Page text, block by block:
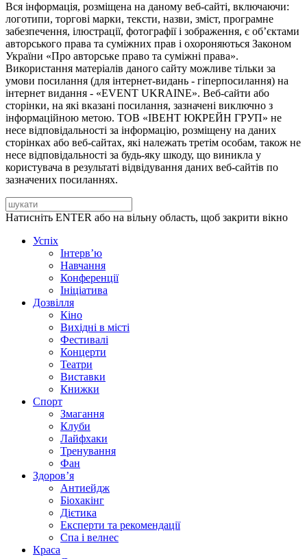
Вся інформація, розміщена на даному веб-сайті, включаючи:
логотипи, торгові марки, тексти, назви, зміст, програмне
забезпечення, ілюстрації, фотографії і зображення, є об’єктами
авторського права та суміжних прав і охороняються Законом
України «Про авторське право та суміжні права».
Використання матеріалів даного сайту можливе тільки за
умови посилання (для інтернет-видань - гіперпосилання) на
інтернет видання - «EVENT UKRAINE». Веб-сайти або
сторінки, на які вказані посилання, зазначені виключно з
інформаційною метою. ТОВ «ІВЕНТ ЮКРЕЙН ГРУП» не
несе відповідальності за інформацію, розміщену на даних
сторінках або веб-сайтах, які належать третім особам, також не
несе відповідальності за будь-яку шкоду, що виникла у
користувача в результаті відвідування даних веб-сайтів по
зазначених посиланнях.
Натисніть ENTER або на вільну область, щоб закрити вікно
Успіх
Інтерв’ю
Навчання
Конференції
Ініціатива
Дозвілля
Кіно
Вихідні в місті
Фестивалі
Концерти
Театри
Виставки
Книжки
Спорт
Змагання
Клуби
Лайфхаки
Тренування
Фан
Здоров’я
Антиейдж
Біохакінг
Дієтика
Експерти та рекомендації
Спа i велнес
Краса